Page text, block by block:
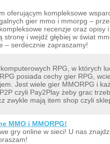
oferującym kompleksowe
gier mmo i mmorpg –
recenzje oraz opisy
i wejdź głębiej w świat
– serdecznie zapraszamy!
RPG, w których
posiada cechy gier RPG,
Jest wiele gier MMORPG i
czyli Pay2Play żeby grac
zwykle mają item shop czyli
MMO i MMORPG!
gry online w sieci! U nas